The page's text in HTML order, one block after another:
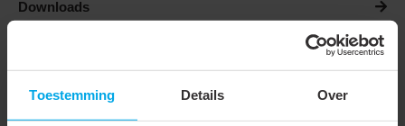
Toestemming Details Over
Downloads
Technische gegevens
Onderdeel serie